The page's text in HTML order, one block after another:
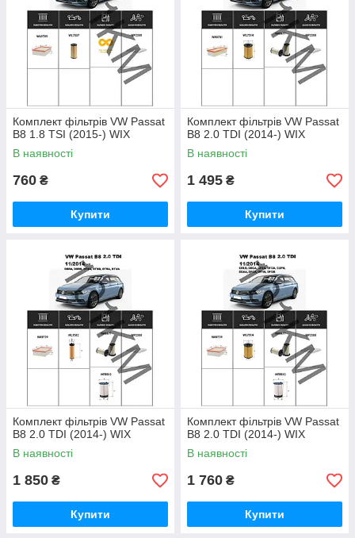
Комплект фільтрів VW Passat
B8 1.8 TSI (2015-) WIX
В наявності
760 ₴
Купити
Комплект фільтрів VW Passat
B8 2.0 TDI (2014-) WIX
В наявності
1 495 ₴
Купити
Комплект фільтрів VW Passat
B8 2.0 TDI (2014-) WIX
В наявності
1 850 ₴
Купити
Комплект фільтрів VW Passat
B8 2.0 TDI (2014-) WIX
В наявності
1 760 ₴
Купити